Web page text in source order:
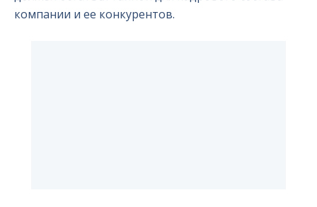
компании и ее конкурентов.